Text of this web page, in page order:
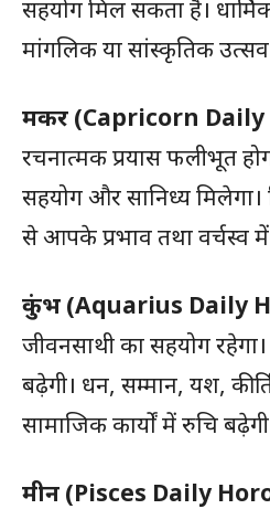
सहयोग मिल सकता है। धार्मिक
मांगलिक या सांस्कृतिक उत्सव
मकर (Capricorn Daily
रचनात्मक प्रयास फलीभूत
सहयोग और सानिध्य मिलेगा।
से आपके प्रभाव तथा वर्चस्व में
कुंभ (Aquarius Daily
जीवनसाथी का सहयोग रहेगा।
बढ़ेगी। धन, सम्मान, यश,
सामाजिक कार्यों में रुचि
मीन (Pisces Daily